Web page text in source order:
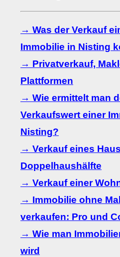
→ Was der Verkauf
Immobilie in Nisting
→ Privatverkauf,
Plattformen
→ Wie ermittelt man
Verkaufswert einer
Nisting?
→ Verkauf eines
Doppelhaushälfte
→ Verkauf einer
→ Immobilie ohne
verkaufen: Pro und
→ Wie man
wird